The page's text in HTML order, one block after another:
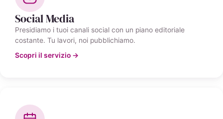
Social Media
Presidiamo i tuoi canali social con un piano editoriale
costante. Tu lavori, noi pubblichiamo.
Scopri il servizio →